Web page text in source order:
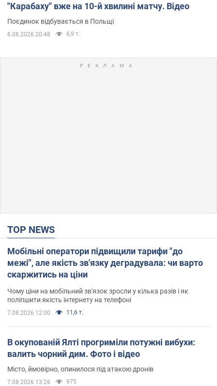
"Карабаху" вже на 10-й хвилині матчу. Відео
Поєдинок відбувається в Польщі
6.08.2026 20:48 6,9 т.
TOP NEWS
Мобільні оператори підвищили тарифи "до
межі", але якість зв'язку деградувала: чи варто
скаржитись на ціни
Чому ціни на мобільний зв'язок зросли у кілька разів і як
поліпшити якість інтернету на телефоні
7.08.2026 12:00 11,6 т.
В окупованій Ялті прогриміли потужні вибухи:
валить чорний дим. Фото і відео
Місто, ймовірно, опинилося під атакою дронів
7.08.2026 13:26 975